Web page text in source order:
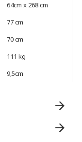
64cm x 268 cm
77 cm
70 cm
111 kg
9,5cm